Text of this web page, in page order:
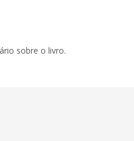
sobre o livro.